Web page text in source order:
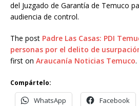
del Juzgado de Garantía de Temuco
audiencia de control.
The post Padre Las Casas: PDI
personas por el delito de
first on Araucanía Noticias Temuco.
Compártelo:
WhatsApp Facebook